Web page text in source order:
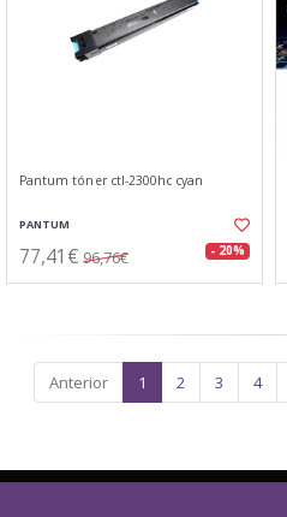
Pantum tóner ctl-2300hc cyan
PANTUM
77,41€ 96,76€ - 20%
Anterior 1 2 3 4